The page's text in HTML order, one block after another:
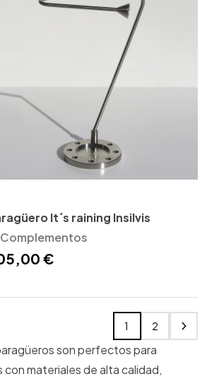
It´s raining Insilvis
Complementos
€
1 2
son perfectos para
materiales de alta calidad,